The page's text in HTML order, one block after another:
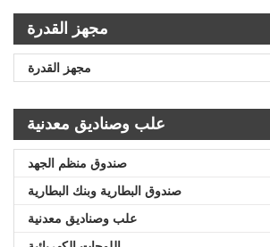
مجهز القدرة
مجهز القدرة
علب وصناديق معدنية
صندوق منظم الجهد
صندوق البطارية وبنك البطارية
علب وصناديق معدنية